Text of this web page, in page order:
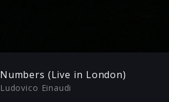
Numbers (Live in London)
Ludovico Einaudi